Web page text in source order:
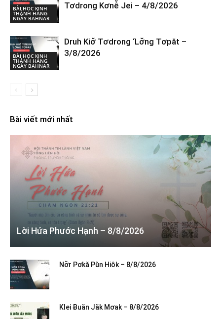
BÀI HỌC KINH
THÁNH HÀNG
NGÀY BAHNAR
Tơdrong Kơnê̆ Jei – 4/8/2026
BÀI HỌC KINH
THÁNH HÀNG
NGÀY BAHNAR
Druh Kiơ̆ Tơdrong ‘Lơ̆ng Tơpăt –
3/8/2026
Bài viết mới nhất
Lời Hứa Phước Hạnh – 8/8/2026
Nơ̆r Pơkă Pŭn Hiôk – 8/8/2026
Klei Ƀuăn Jăk Mơak – 8/8/2026